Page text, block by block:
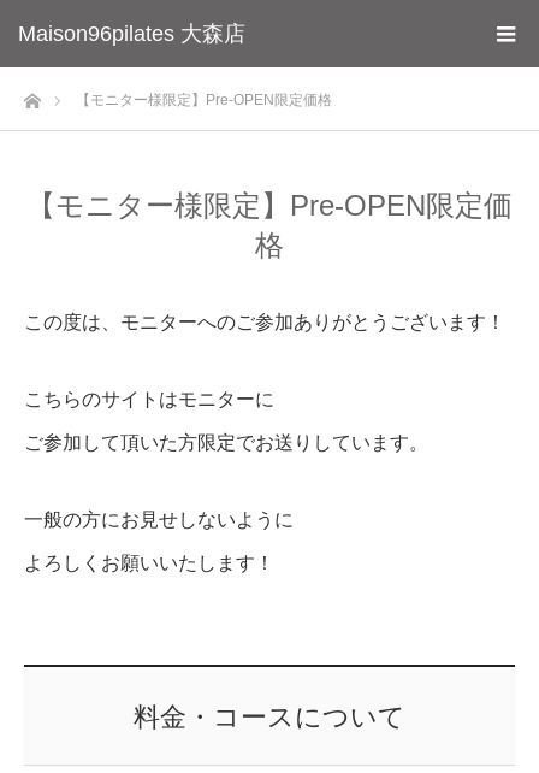
Maison96pilates 大森店
ホーム 【モニター様限定】Pre-OPEN限定価格
【モニター様限定】Pre-OPEN限定価
格
この度は、モニターへのご参加ありがとうございます！
こちらのサイトはモニターに
ご参加して頂いた方限定でお送りしています。
一般の方にお見せしないように
よろしくお願いいたします！
料金・コースについて